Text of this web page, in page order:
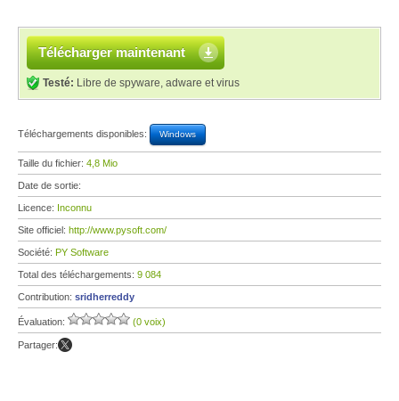
Télécharger maintenant
Testé: Libre de spyware, adware et virus
Téléchargements disponibles: Windows
Taille du fichier: 4,8 Mio
Date de sortie:
Licence: Inconnu
Site officiel: http://www.pysoft.com/
Société: PY Software
Total des téléchargements: 9 084
Contribution: sridherreddy
Évaluation: (0 voix)
Partager: